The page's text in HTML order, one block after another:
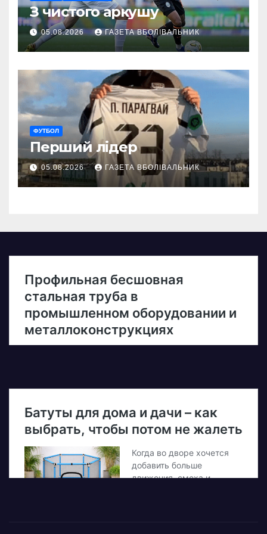
З чистого аркушу
05.08.2026 ГАЗЕТА ВБОЛІВАЛЬНИК
ФУТБОЛ
Перший лідер
05.08.2026 ГАЗЕТА ВБОЛІВАЛЬНИК